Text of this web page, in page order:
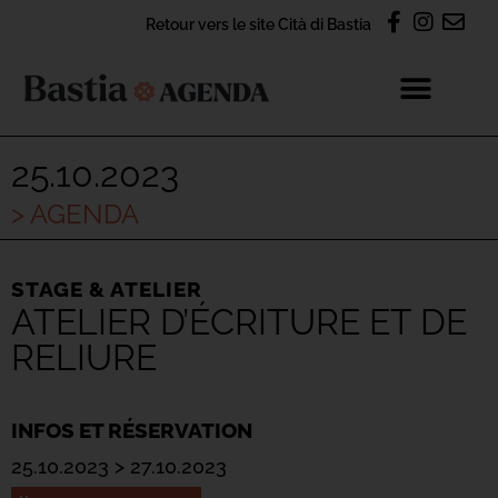
Retour vers le site Cità di Bastia
25.10.2023
> AGENDA
STAGE & ATELIER
ATELIER D’ÉCRITURE ET DE
RELIURE
INFOS ET RÉSERVATION
25.10.2023 > 27.10.2023